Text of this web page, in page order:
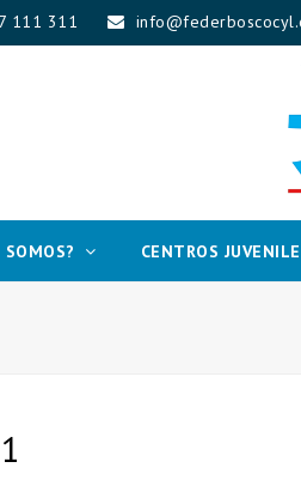
111 311
SOMOS? CENTROS